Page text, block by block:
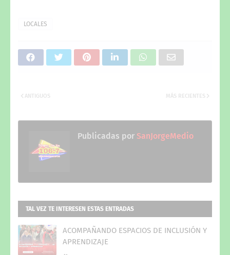
LOCALES
MÁS RECIENTES
ANTIGUOS
Publicadas por SanJorgeMedio
TAL VEZ TE INTERESEN ESTAS ENTRADAS
ACOMPAÑANDO ESPACIOS DE INCLUSIÓN Y
APRENDIZAJE